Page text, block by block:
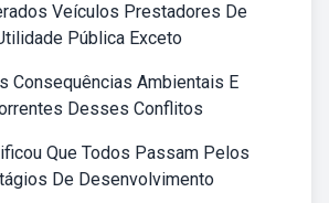
Veículos Prestadores De
Pública Exceto
Consequências Ambientais E
Desses Conflitos
Que Todos Passam Pelos
De Desenvolvimento